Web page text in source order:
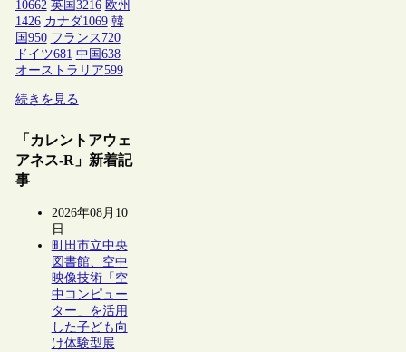
10662 英国3216 欧州
1426 カナダ1069 韓
国950 フランス 720
ドイツ681 中国638
オーストラリア599
続きを見る
「カレントアウェ
アネス-R」新着記
事
2026年08月10
日
町田市立中央
図書館、空中
映像技術「空
中コンピュー
ター」を活用
した子ども向
け体験型展